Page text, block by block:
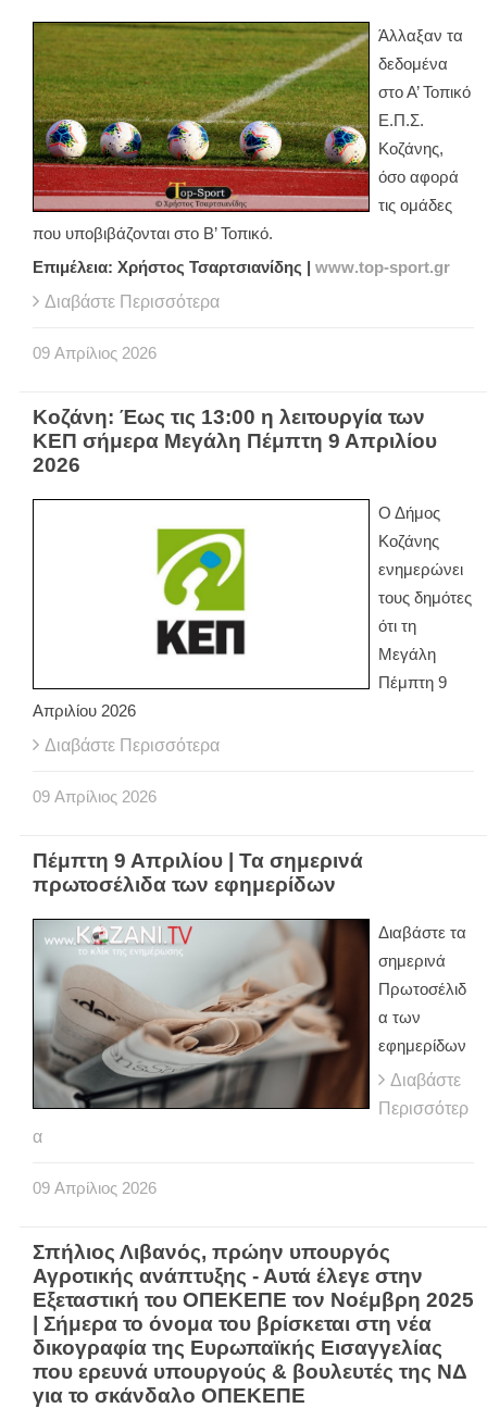
Άλλαξαν τα
δεδομένα
στο Α’ Τοπικό
Ε.Π.Σ.
Κοζάνης,
όσο αφορά
τις ομάδες
που υποβιβάζονται στο Β’ Τοπικό.
Επιμέλεια: Χρήστος Τσαρτσιανίδης | www.top-sport.gr
Διαβάστε Περισσότερα
09 Απρίλιος 2026
Κοζάνη: Έως τις 13:00 η λειτουργία των
ΚΕΠ σήμερα Μεγάλη Πέμπτη 9 Απριλίου
2026
Ο Δήμος
Κοζάνης
ενημερώνει
τους δημότες
ότι τη
Μεγάλη
Πέμπτη 9
Απριλίου 2026
Διαβάστε Περισσότερα
09 Απρίλιος 2026
Πέμπτη 9 Απριλίου | Τα σημερινά
πρωτοσέλιδα των εφημερίδων
Διαβάστε τα
σημερινά
Πρωτοσέλιδ
α των
εφημερίδων
Διαβάστε
Περισσότερ
α
09 Απρίλιος 2026
Σπήλιος Λιβανός, πρώην υπουργός
Αγροτικής ανάπτυξης - Αυτά έλεγε στην
Εξεταστική του ΟΠΕΚΕΠΕ τον Νοέμβρη 2025
| Σήμερα το όνομα του βρίσκεται στη νέα
δικογραφία της Ευρωπαϊκής Εισαγγελίας
που ερευνά υπουργούς & βουλευτές της ΝΔ
για το σκάνδαλο ΟΠΕΚΕΠΕ